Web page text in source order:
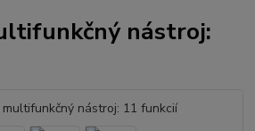
nástroj: